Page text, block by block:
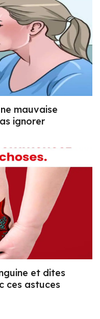
mauvaise
ignorer
et dites
ces astuces